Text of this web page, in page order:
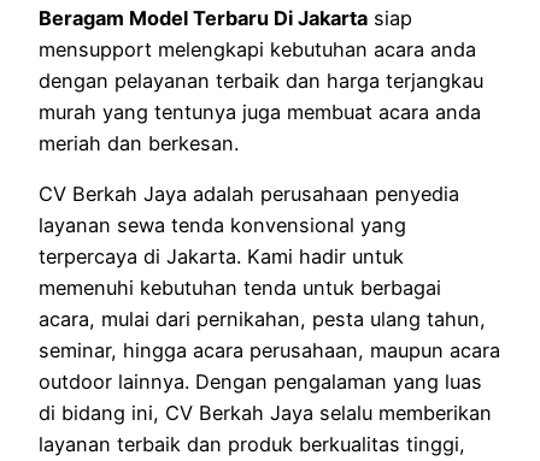
Beragam Model Terbaru Di Jakarta siap
mensupport melengkapi kebutuhan acara anda
dengan pelayanan terbaik dan harga terjangkau
murah yang tentunya juga membuat acara anda
meriah dan berkesan.
CV Berkah Jaya adalah perusahaan penyedia
layanan sewa tenda konvensional yang
terpercaya di Jakarta. Kami hadir untuk
memenuhi kebutuhan tenda untuk berbagai
acara, mulai dari pernikahan, pesta ulang tahun,
seminar, hingga acara perusahaan, maupun acara
outdoor lainnya. Dengan pengalaman yang luas
di bidang ini, CV Berkah Jaya selalu memberikan
layanan terbaik dan produk berkualitas tinggi,